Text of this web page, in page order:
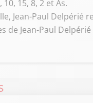
15, 8, 2 et As.
Jean-Paul Delpérié
de Jean-Paul